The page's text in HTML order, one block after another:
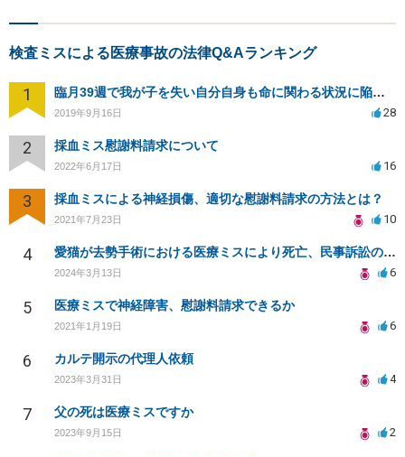
検査ミスによる医療事故の法律Q&Aランキング
1 臨月39週で我が子を失い自分自身も命に関わる状況に陥り病院側を訴える事が出来ますか？
2019年9月16日 28
2 採血ミス慰謝料請求について
2022年6月17日 16
3 採血ミスによる神経損傷、適切な慰謝料請求の方法とは？
2021年7月23日 10
4 愛猫が去勢手術における医療ミスにより死亡、民事訴訟のご相談です
2024年3月13日 6
5 医療ミスで神経障害、慰謝料請求できるか
2021年1月19日 6
6 カルテ開示の代理人依頼
2023年3月31日 4
7 父の死は医療ミスですか
2023年9月15日 2